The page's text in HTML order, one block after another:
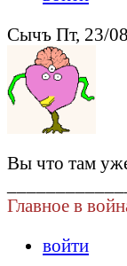
Сычъ Пт, 23/
Вы что там
Главное в
войти